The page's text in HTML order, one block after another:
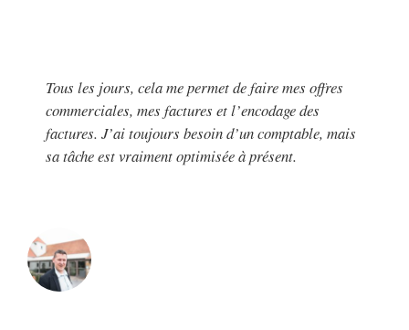
Tous les jours, cela me permet de faire mes offres
commerciales, mes factures et l’encodage des
factures. J’ai toujours besoin d’un comptable, mais
sa tâche est vraiment optimisée à présent.